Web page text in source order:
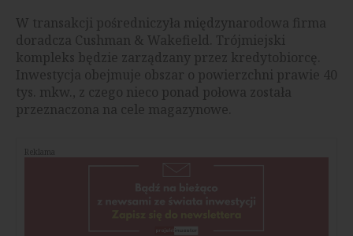
W transakcji pośredniczyła międzynarodowa firma
doradcza Cushman & Wakefield. Trójmiejski
kompleks będzie zarządzany przez kredytobiorcę.
Inwestycja obejmuje obszar o powierzchni prawie 40
tys. mkw., z czego nieco ponad połowa została
przeznaczona na cele magazynowe.
Reklama